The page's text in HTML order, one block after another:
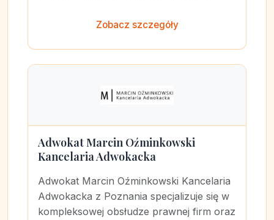
Zobacz szczegóły
Adwokat Marcin Oźminkowski
Kancelaria Adwokacka
Adwokat Marcin Oźminkowski Kancelaria
Adwokacka z Poznania specjalizuje się w
kompleksowej obsłudze prawnej firm oraz